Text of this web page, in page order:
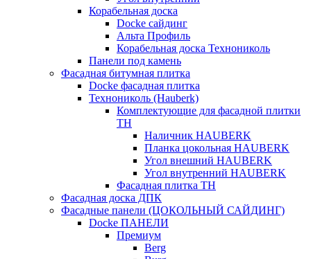
Корабельная доска
Docke сайдинг
Альта Профиль
Корабельная доска Технониколь
Панели под камень
Фасадная битумная плитка
Docke фасадная плитка
Технониколь (Hauberk)
Комплектующие для фасадной плитки
ТН
Наличник HAUBERK
Планка цокольная HAUBERK
Угол внешний HAUBERK
Угол внутренний HAUBERK
Фасадная плитка ТН
Фасадная доска ДПК
Фасадные панели (ЦОКОЛЬНЫЙ САЙДИНГ)
Docke ПАНЕЛИ
Премиум
Berg